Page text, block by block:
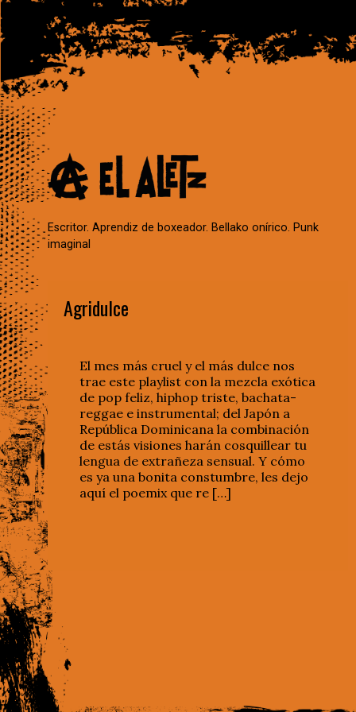
Escritor. Aprendiz de boxeador. Bellako onírico. Punk
imaginal
Agridulce
El mes más cruel y el más dulce nos
trae este playlist con la mezcla exótica
de pop feliz, hiphop triste, bachata-
reggae e instrumental; del Japón a
República Dominicana la combinación
de estás visiones harán cosquillear tu
lengua de extrañeza sensual. Y cómo
es ya una bonita constumbre, les dejo
aquí el poemix que re […]